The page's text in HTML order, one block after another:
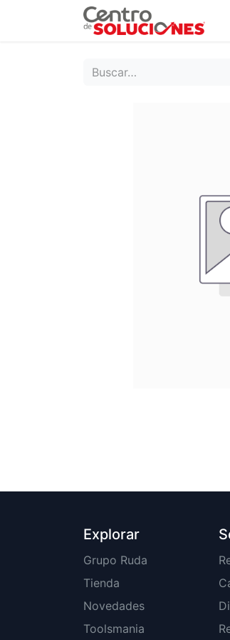
Explorar
Grupo Ruda
Tienda
Novedades
Toolsmania